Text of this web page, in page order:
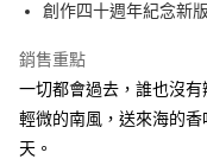
每筆NT$60，滿NT$499(
宅配
每筆NT$100，滿
創作四十週年紀念新版
銷售重點
一切都會過去，誰也沒有
輕微的南風，送來海的
天。